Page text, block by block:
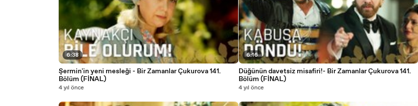
6:38
Şermin'in yeni mesleği - Bir Zamanlar Çukurova 141.
Bölüm (FİNAL)
4 yıl önce
6:16
Düğünün davetsiz misafiri!- Bir Zamanlar Çukurova 141.
Bölüm (FİNAL)
4 yıl önce